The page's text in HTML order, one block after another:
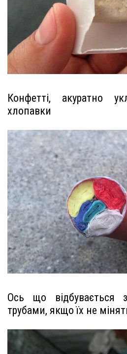
Конфетті, акуратно
хлопавки
Ось що відбувається
трубами, якщо їх не